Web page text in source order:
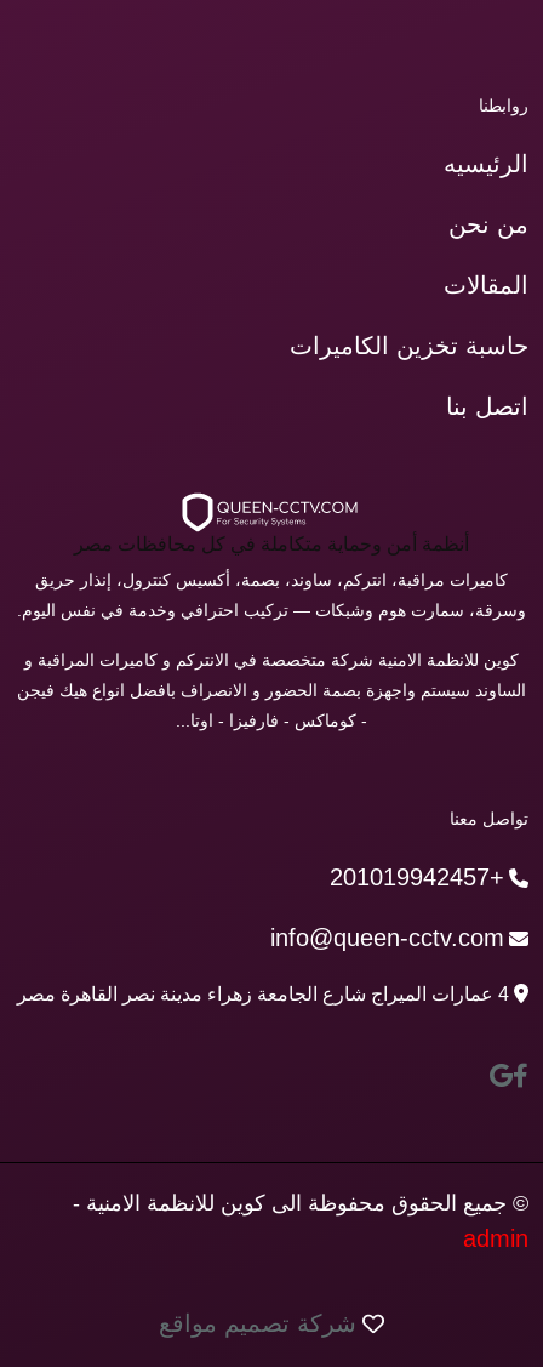
روابطنا
الرئيسيه
من نحن
المقالات
حاسبة تخزين الكاميرات
اتصل بنا
أنظمة أمن وحماية متكاملة في كل محافظات مصر
كاميرات مراقبة، انتركم، ساوند، بصمة، أكسيس كنترول، إنذار حريق
وسرقة، سمارت هوم وشبكات — تركيب احترافي وخدمة في نفس اليوم.
كوين للانظمة الامنية شركة متخصصة في الانتركم و كاميرات المراقبة و
الساوند سيستم واجهزة بصمة الحضور و الانصراف بافضل انواع هيك فيجن
- كوماكس - فارفيزا - اوتا...
تواصل معنا
+201019942457
info@queen-cctv.com
4 عمارات الميراج شارع الجامعة زهراء مدينة نصر القاهرة مصر
© جميع الحقوق محفوظة الى كوين للانظمة الامنية -
admin
شركة تصميم مواقع